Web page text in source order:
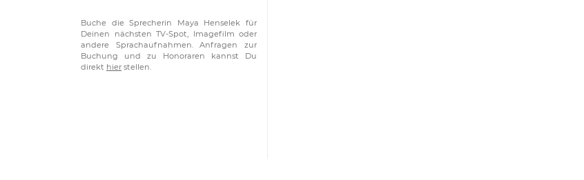
Buche die Sprecherin Maya Henselek für
Deinen nächsten TV-Spot, Imagefilm oder
andere Sprachaufnahmen. Anfragen zur
Buchung und zu Honoraren kannst Du
direkt hier stellen.